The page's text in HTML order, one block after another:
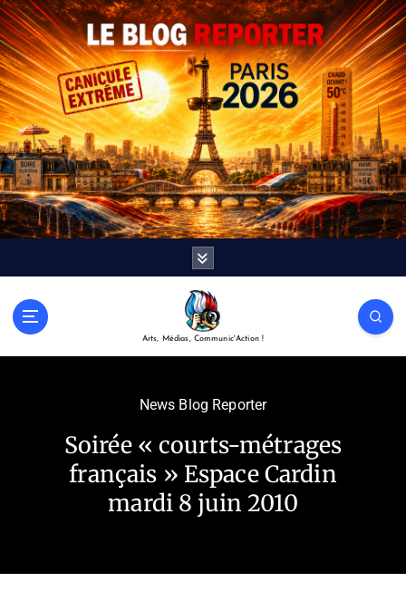
Arts, Médias, Communic'Action !
News Blog Reporter
Soirée « courts-métrages
français » Espace Cardin
mardi 8 juin 2010